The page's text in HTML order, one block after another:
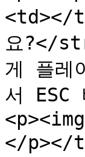
<td></
요?</
게 플레
서 ESC
</p></